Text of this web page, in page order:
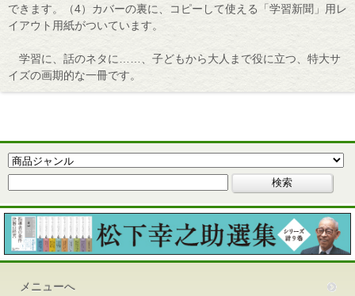
できます。（4）カバーの裏に、コピーして使える「学習新聞」用レ
イアウト用紙がついています。
学習に、話のネタに……、子どもから大人まで役に立つ、特大サ
イズの画期的な一冊です。
メニューへ